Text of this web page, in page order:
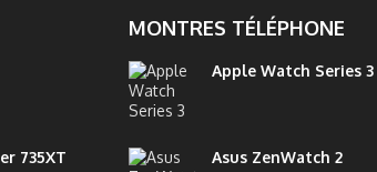
735XT
MONTRES TÉLÉPHONE
Apple Watch Series 3
Asus ZenWatch 2